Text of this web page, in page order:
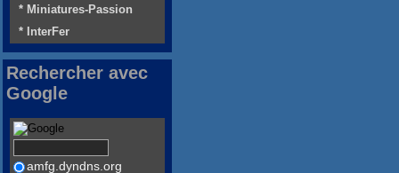
* Miniatures-Passion
* InterFer
Rechercher avec
Google
amfg.dyndns.org